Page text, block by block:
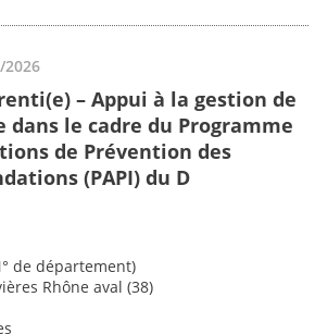
2026
– Appui à la gestion de
dans le cadre du Programme
de Prévention des
(PAPI) du D
de département)
Rhône aval (38)